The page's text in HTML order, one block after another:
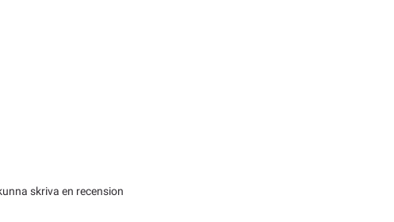
skriva en recension